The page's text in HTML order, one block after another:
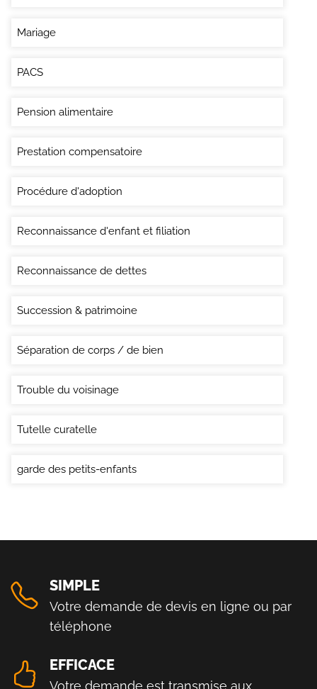
Mariage
PACS
Pension alimentaire
Prestation compensatoire
Procédure d'adoption
Reconnaissance d'enfant et filiation
Reconnaissance de dettes
Succession & patrimoine
Séparation de corps / de bien
Trouble du voisinage
Tutelle curatelle
garde des petits-enfants
SIMPLE
Votre demande de devis en ligne ou par
téléphone
EFFICACE
Votre demande est transmise aux